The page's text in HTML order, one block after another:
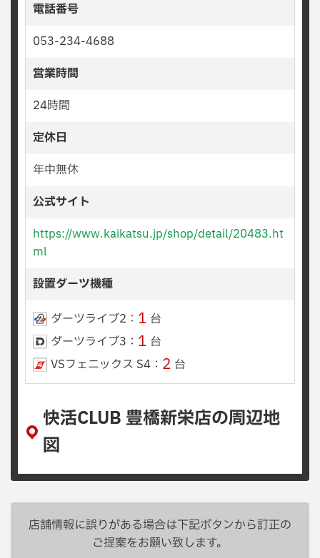
電話番号
053-234-4688
営業時間
24時間
定休日
年中無休
公式サイト
https://www.kaikatsu.jp/shop/detail/20483.ht
ml
設置ダーツ機種
ダーツライブ2： 1 台
ダーツライブ3： 1 台
VSフェニックス S4： 2 台
快活CLUB 豊橋新栄店の周辺地
図
店舗情報に誤りがある場合は下記ボタンから訂正の
ご提案をお願い致します。